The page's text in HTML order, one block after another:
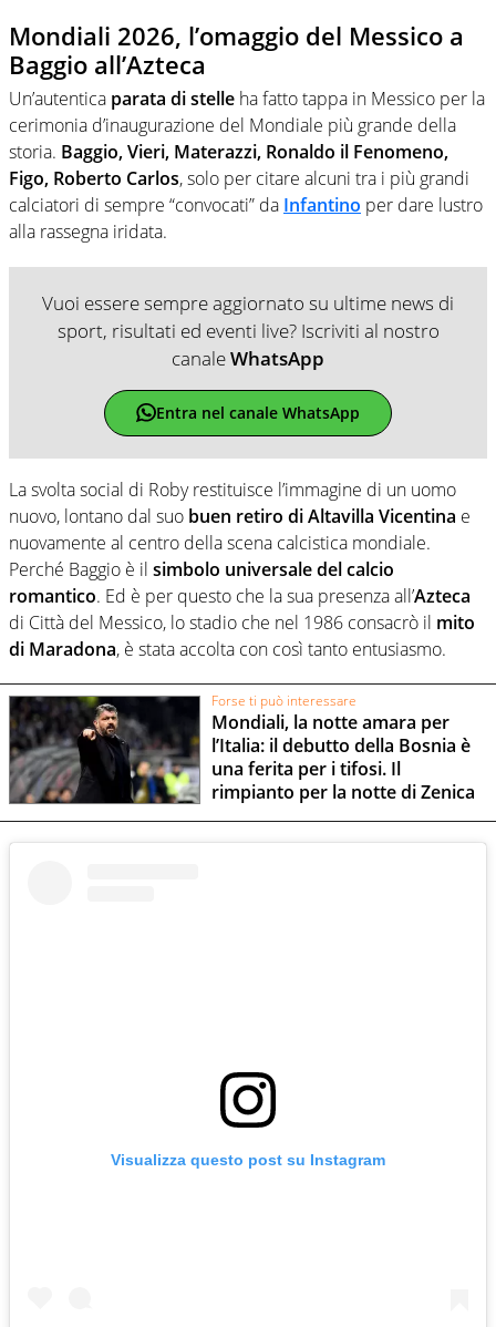
Mondiali 2026, l’omaggio del Messico a
Baggio all’Azteca
Un’autentica parata di stelle ha fatto tappa in Messico per la
cerimonia d’inaugurazione del Mondiale più grande della
storia. Baggio, Vieri, Materazzi, Ronaldo il Fenomeno,
Figo, Roberto Carlos, solo per citare alcuni tra i più grandi
calciatori di sempre “convocati” da Infantino per dare lustro
alla rassegna iridata.
Vuoi essere sempre aggiornato su ultime news di
sport, risultati ed eventi live? Iscriviti al nostro
canaleWhatsApp
Entra nel canale WhatsApp
La svolta social di Roby restituisce l’immagine di un uomo
nuovo, lontano dal suo buen retiro di Altavilla Vicentina e
nuovamente al centro della scena calcistica mondiale.
Perché Baggio è il simbolo universale del calcio
romantico. Ed è per questo che la sua presenza all’Azteca
di Città del Messico, lo stadio che nel 1986 consacrò il mito
di Maradona, è stata accolta con così tanto entusiasmo.
Forse ti può interessare
Mondiali, la notte amara per
l’Italia: il debutto della Bosnia è
una ferita per i tifosi. Il
rimpianto per la notte di Zenica
Visualizza questo post su Instagram